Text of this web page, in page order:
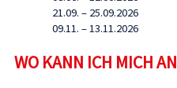
21.09. – 25.09.2026
09.11. – 13.11.2026
WO KANN ICH MICH